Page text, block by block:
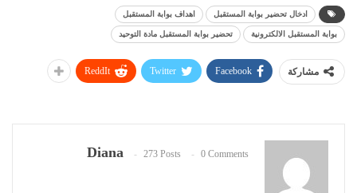
ادخال تحضير بوابة المستقبل اهداف بوابة المستقبل
بوابة المستقبل الالكترونية تحضير بوابة المستقبل مادة التوحيد
مشاركة Facebook
Twitter
ReddIt
Diana 273 Posts 0 Comments